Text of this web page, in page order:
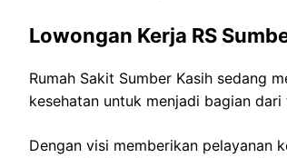
Lowongan Kerja RS
Rumah Sakit Sumber Kasih sedang
kesehatan untuk menjadi bagian dari
Dengan visi memberikan pelayanan